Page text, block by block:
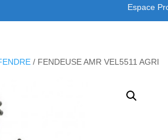
Espace
/ FENDEUSE AMR VEL5511 AGRI